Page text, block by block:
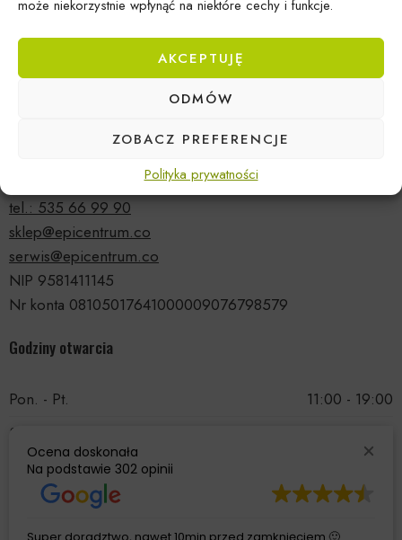
może niekorzystnie wpłynąć na niektóre cechy i funkcje.
AKCEPTUJĘ
ODMÓW
ZOBACZ PREFERENCJE
Polityka prywatności
Epicentrum Gdynia Wielki Kack
Michał Domański
tel.: 535 66 99 90
sklep@epicentrum.co
serwis@epicentrum.co
NIP 9581411145
Nr konta 08105017641000009076798579
Godziny otwarcia
Pon. - Pt.
11:00 - 19:00
Sobota
Niedziela
Ocena doskonała
Na podstawie 302 opinii
Super doradztwo, nawet 10min przed zamknięciem 🙂